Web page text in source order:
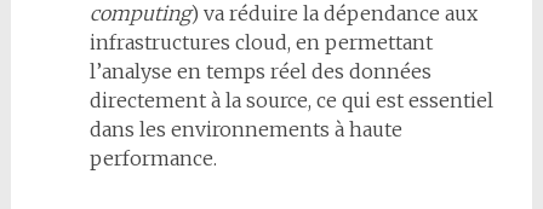
computing) va réduire la dépendance aux
infrastructures cloud, en permettant
l’analyse en temps réel des données
directement à la source, ce qui est essentiel
dans les environnements à haute
performance.